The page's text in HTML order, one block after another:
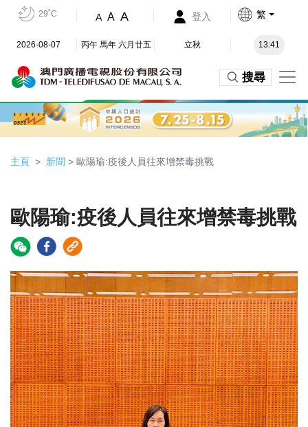
29˚C A A A 登入 繁
2026-08-07 丙午 馬年 六月廿五 立秋 13:41
搜尋
主頁 新聞 > 歐陽瑜:疫後人員往來增禁毒挑戰
歐陽瑜:疫後人員往來增禁毒挑戰